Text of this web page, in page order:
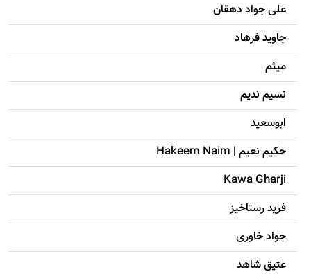
علی جواد دهقان
جاويد فرهاد
میثم
نسیم ندیم
ابوسعيد
حکيم نعيم | Hakeem Naim
Kawa Gharji
فرید رستاخیز
جواد خاوری
عتیق شاهد